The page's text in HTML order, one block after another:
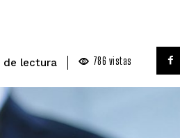
de lectura 786 vistas